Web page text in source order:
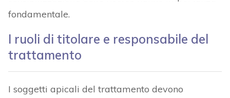
fondamentale.
I ruoli di titolare e responsabile del
trattamento
I soggetti apicali del trattamento devono